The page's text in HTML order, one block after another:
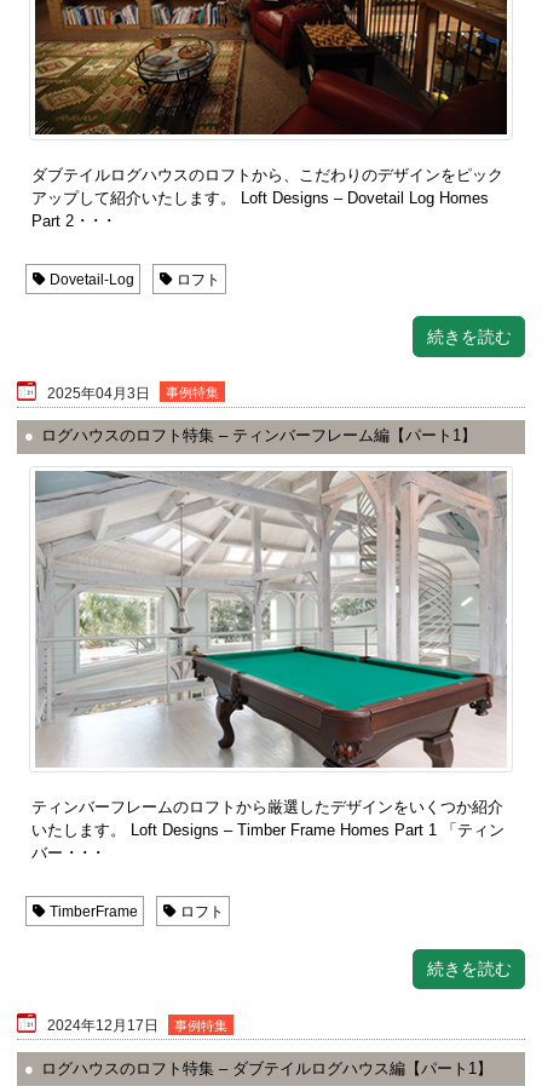
ダブテイルログハウスのロフトから、こだわりのデザインをピック
アップして紹介いたします。 Loft Designs – Dovetail Log Homes
Part 2 ･ ･ ･
Dovetail-Log ロフト
続きを読む
2025年04月3日 事例特集
ログハウスのロフト特集 – ティンバーフレーム編【パート1】
ティンバーフレームのロフトから厳選したデザインをいくつか紹介
いたします。 Loft Designs – Timber Frame Homes Part 1 「ティン
バー ･ ･ ･
TimberFrame ロフト
続きを読む
2024年12月17日 事例特集
ログハウスのロフト特集 – ダブテイルログハウス編【パート1】